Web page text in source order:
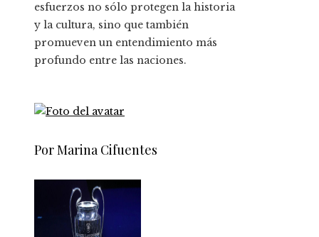
esfuerzos no sólo protegen la historia
y la cultura, sino que también
promueven un entendimiento más
profundo entre las naciones.
Por Marina Cifuentes